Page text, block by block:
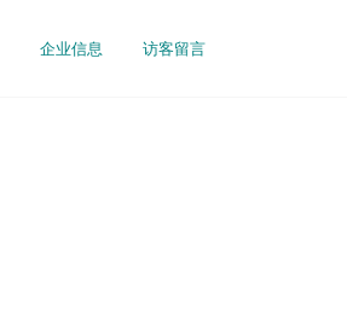
企业信息 访客留言